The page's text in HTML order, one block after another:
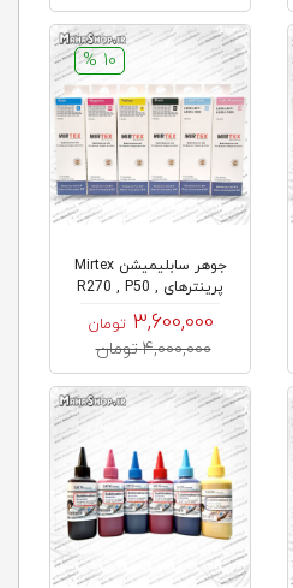
10 %
جوهر سابلیمیشن Mirtex
پرینترهای R270 , P50 ,
T50 ,...
3,600,000 تومان
4,000,000 تومان